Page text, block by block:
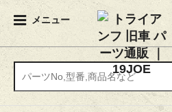
メニュー